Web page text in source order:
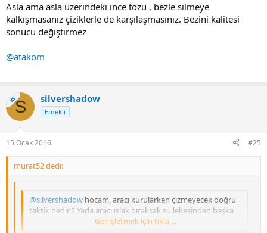
Asla ama asla üzerindeki ince tozu , bezle silmeye
kalkışmasanız çiziklerle de karşılaşmasınız. Bezini kalitesi
sonucu değiştirmez
@atakom
KSS silvershadow
Emekli
15 Ocak 2016 #25
murat52 dedi:
@silvershadow hocam, aracı kurularken çizmeyecek doğru
taktik nedir ? Yada aracı ıslak bıraksak su lekesinden başka
Genişletmek için tıkla ...